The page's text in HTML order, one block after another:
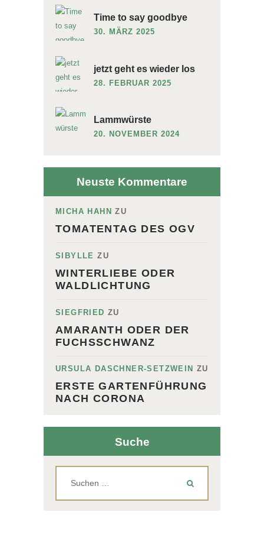
Time to say goodbye
30. MÄRZ 2025
jetzt geht es wieder los
28. FEBRUAR 2025
Lammwürste
20. NOVEMBER 2024
Neuste Kommentare
MICHA HAHN ZU
TOMATENTAG DES OGV
SIBYLLE ZU
WINTERLIEBE ODER
WALDLICHTUNG
SIEGFRIED ZU
AMARANTH ODER DER
FUCHSSCHWANZ
URSULA DASCHNER-SETZWEIN ZU
ERSTE GARTENFÜHRUNG
NACH CORONA
Suche
nach: